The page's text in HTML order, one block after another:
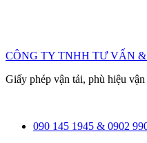
CÔNG TY TNHH TƯ VẤN
Giấy phép vận tải, phù hiệu vận
090 145 1945 & 0902